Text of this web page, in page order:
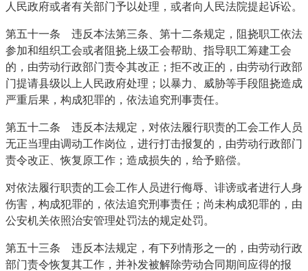
人民政府或者有关部门予以处理，或者向人民法院提起诉讼。
第五十一条 违反本法第三条、第十二条规定，阻挠职工依法
参加和组织工会或者阻挠上级工会帮助、指导职工筹建工会
的，由劳动行政部门责令其改正；拒不改正的，由劳动行政部
门提请县级以上人民政府处理；以暴力、威胁等手段阻挠造成
严重后果，构成犯罪的，依法追究刑事责任。
第五十二条 违反本法规定，对依法履行职责的工会工作人员
无正当理由调动工作岗位，进行打击报复的，由劳动行政部门
责令改正、恢复原工作；造成损失的，给予赔偿。
对依法履行职责的工会工作人员进行侮辱、诽谤或者进行人身
伤害，构成犯罪的，依法追究刑事责任；尚未构成犯罪的，由
公安机关依照治安管理处罚法的规定处罚。
第五十三条 违反本法规定，有下列情形之一的，由劳动行政
部门责令恢复其工作，并补发被解除劳动合同期间应得的报